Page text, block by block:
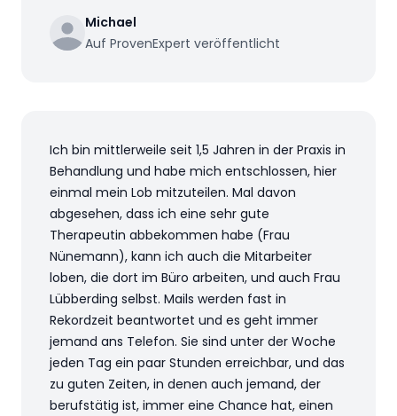
Michael
Auf ProvenExpert veröffentlicht
Ich bin mittlerweile seit 1,5 Jahren in der Praxis in
Behandlung und habe mich entschlossen, hier
einmal mein Lob mitzuteilen. Mal davon
abgesehen, dass ich eine sehr gute
Therapeutin abbekommen habe (Frau
Nünemann), kann ich auch die Mitarbeiter
loben, die dort im Büro arbeiten, und auch Frau
Lübberding selbst. Mails werden fast in
Rekordzeit beantwortet und es geht immer
jemand ans Telefon. Sie sind unter der Woche
jeden Tag ein paar Stunden erreichbar, und das
zu guten Zeiten, in denen auch jemand, der
berufstätig ist, immer eine Chance hat, einen